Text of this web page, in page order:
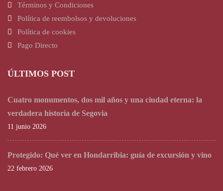
Términos y Condiciones
Política de reembolsos y devoluciones
Política de cookies
Pago Directo
ÚLTIMOS POST
Cuatro monumentos, dos mil años y una ciudad eterna: la
verdadera historia de Segovia
11 junio 2026
Protegido: Qué ver en Hondarribia: guía de excursión y vino
22 febrero 2026